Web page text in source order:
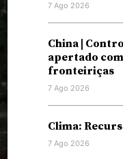
7 Ago 2026
China |
apertado
fronteiriças
7 Ago 2026
Clima:
7 Ago 2026